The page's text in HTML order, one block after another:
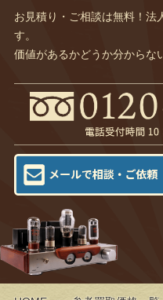
お見積り・ご相談は無料！法
す。
価値があるかどうか分からな